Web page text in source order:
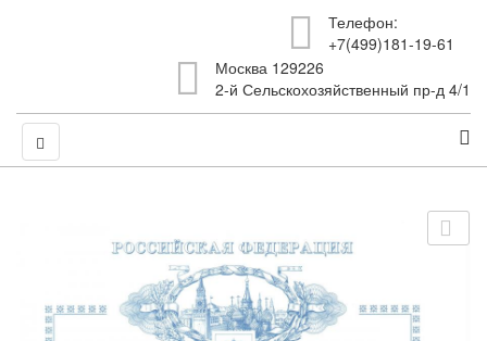
Телефон:
+7(499)181-19-61
Москва 129226
2-й Сельскохозяйственный пр-д 4/1